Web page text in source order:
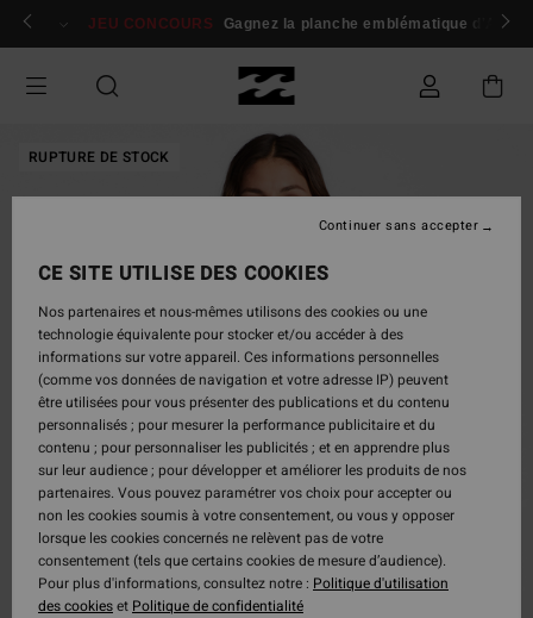
Passer
Se connecter / s'inscrire
JEU CONCOURS Gagnez la planche emblématique d'Andy
RUPTURE DE STOCK
CE SITE UTILISE DES COOKIES
Nos partenaires et nous-mêmes utilisons des cookies ou une
technologie équivalente pour stocker et/ou accéder à des
informations sur votre appareil. Ces informations personnelles
(comme vos données de navigation et votre adresse IP) peuvent
être utilisées pour vous présenter des publications et du contenu
personnalisés ; pour mesurer la performance publicitaire et du
contenu ; pour personnaliser les publicités ; et en apprendre plus
sur leur audience ; pour développer et améliorer les produits de nos
partenaires. Vous pouvez paramétrer vos choix pour accepter ou
non les cookies soumis à votre consentement, ou vous y opposer
lorsque les cookies concernés ne relèvent pas de votre
consentement (tels que certains cookies de mesure d’audience).
Pour plus d'informations, consultez notre : Politique d'utilisation
des cookieset Politique de confidentialité
Continuer sans accepter